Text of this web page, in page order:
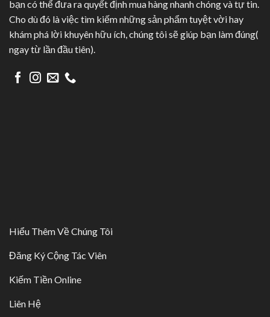
bạn có thể đưa ra quyết định mua hàng nhanh chóng và tự tin.
Cho dù đó là việc tìm kiếm những sản phẩm tuyệt vời hay
khám phá lời khuyên hữu ích, chúng tôi sẽ giúp bạn làm đúng(
ngay từ lần đầu tiên).
Hiểu Thêm Về Chúng Tôi
Đăng Ký Cộng Tác Viên
Kiếm Tiền Online
Liên Hệ